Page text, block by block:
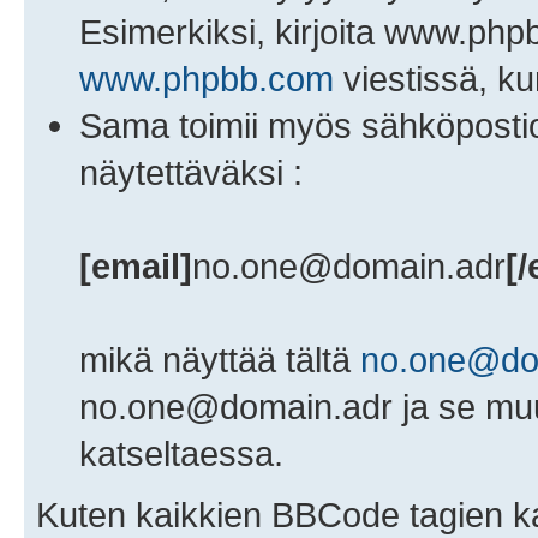
Esimerkiksi, kirjoita
www.phpbb.com viestissä,
Sama toimii myös
näytettäväksi :
[email]no.one@domain.adr[/
mikä näyttää tältä
no.one@domain.adr ja se
katseltaessa.
Kuten kaikkien BBCode tagien